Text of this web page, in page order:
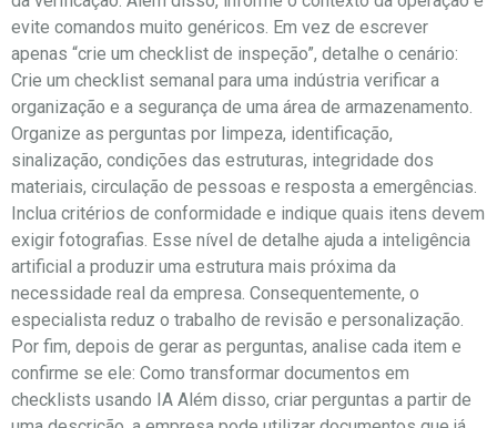
evite comandos muito genéricos. Em vez de escrever
apenas “crie um checklist de inspeção”, detalhe o cenário:
Crie um checklist semanal para uma indústria verificar a
organização e a segurança de uma área de armazenamento.
Organize as perguntas por limpeza, identificação,
sinalização, condições das estruturas, integridade dos
materiais, circulação de pessoas e resposta a emergências.
Inclua critérios de conformidade e indique quais itens devem
exigir fotografias. Esse nível de detalhe ajuda a inteligência
artificial a produzir uma estrutura mais próxima da
necessidade real da empresa. Consequentemente, o
especialista reduz o trabalho de revisão e personalização.
Por fim, depois de gerar as perguntas, analise cada item e
confirme se ele: Como transformar documentos em
checklists usando IA Além disso, criar perguntas a partir de